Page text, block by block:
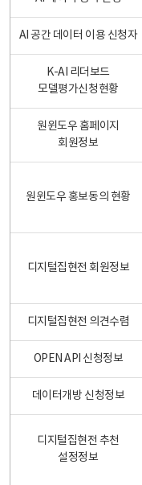
AI 공간 데이터 이용 신청자
K-AI 리더보드
모델평가신청현황
원윈도우 홈페이지
회원정보
원윈도우 홍보동의 현황
디지털집현전 회원정보
디지털집현전 의견수렴
OPEN API 신청정보
데이터개방 신청정보
디지털집현전 추천
설정정보